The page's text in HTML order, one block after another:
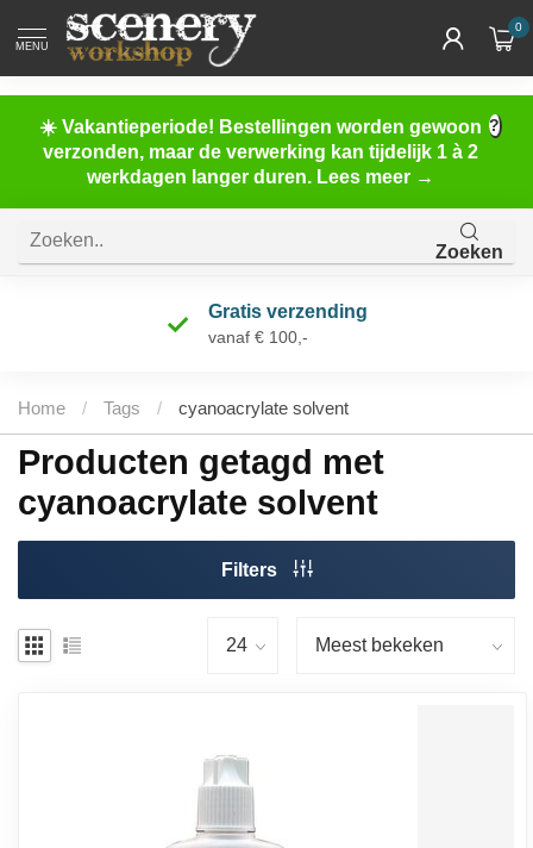
☀️ Vakantieperiode! Bestellingen worden gewoon
verzonden, maar de verwerking kan tijdelijk 1 à 2
werkdagen langer duren. Lees meer →
MENU
0
Zoeken
Gratis verzending
vanaf € 100,-
Home / Tags / cyanoacrylate solvent
Producten getagd met
cyanoacrylate solvent
Filters